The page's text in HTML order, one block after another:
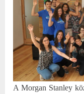
A Morgan Stanley